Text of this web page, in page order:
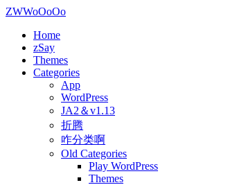
ZWWoOoOo
Home
zSay
Themes
Categories
App
WordPress
JA2＆v1.13
折腾
咋分类啊
Old Categories
Play WordPress
Themes